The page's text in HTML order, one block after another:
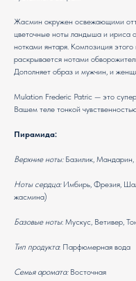
Жасмин окружен освежающими
цветочные ноты ландыша и ириса
нотками янтаря. Композиция
раскрывается нотами
Дополняет образ и мужчин, и
Mulation Frederic Patric — это
Вашем теле тонкой
Пирамида:
Верхние ноты:Базилик, Мандарин,
Ноты сердца:Имбирь, Фрезия,
жасмина)
Базовые ноты: Мускус, Ветивер,
Тип продукта: Парфюмерная вода
Семья аромата:Восточная